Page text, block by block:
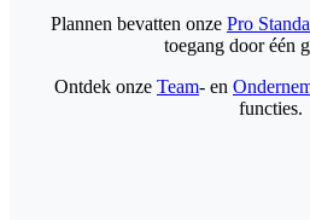
Plannen bevatten onze Pro
toegang door één
Ontdek onze Team- en
functies.